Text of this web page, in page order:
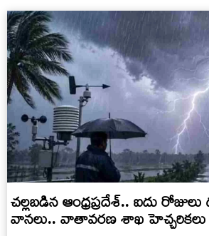
చల్లబడిన ఆంధ్రప్రదేశ్.. ఐదు రోజులు
వానలు.. వాతావరణ శాఖ హెచ్చరికలు